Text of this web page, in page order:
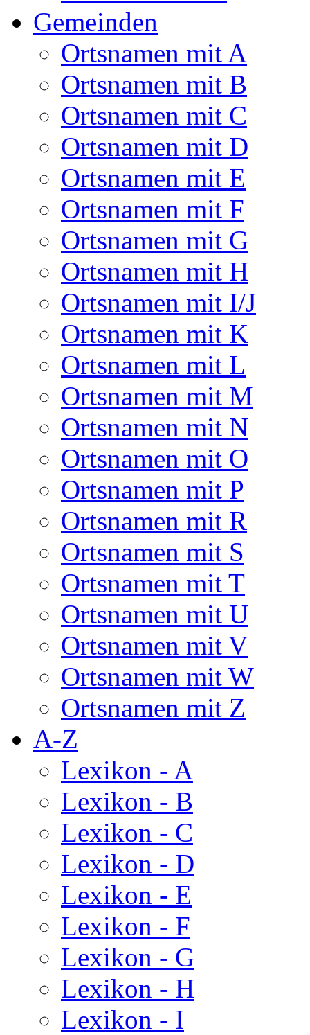
Gemeinden
Ortsnamen mit A
Ortsnamen mit B
Ortsnamen mit C
Ortsnamen mit D
Ortsnamen mit E
Ortsnamen mit F
Ortsnamen mit G
Ortsnamen mit H
Ortsnamen mit I/J
Ortsnamen mit K
Ortsnamen mit L
Ortsnamen mit M
Ortsnamen mit N
Ortsnamen mit O
Ortsnamen mit P
Ortsnamen mit R
Ortsnamen mit S
Ortsnamen mit T
Ortsnamen mit U
Ortsnamen mit V
Ortsnamen mit W
Ortsnamen mit Z
A-Z
Lexikon - A
Lexikon - B
Lexikon - C
Lexikon - D
Lexikon - E
Lexikon - F
Lexikon - G
Lexikon - H
Lexikon - I